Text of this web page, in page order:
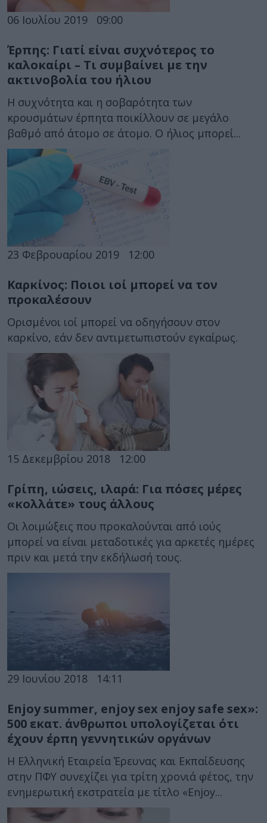
06 Ιουλίου 2019 09:00
Έρπης: Γιατί είναι συχνότερος το
καλοκαίρι – Τι συμβαίνει με την
ακτινοβολία του ήλιου
Η συχνότητα και η σοβαρότητα των
κρουσμάτων έρπητα ποικίλλουν σε μεγάλο
βαθμό από άτομο σε άτομο. Ο ήλιος μπορεί...
23 Φεβρουαρίου 2019 12:00
Καρκίνος: Ποιοι ιοί μπορεί να τον
προκαλέσουν
Ορισμένοι ιοί μπορεί να οδηγήσουν στον
καρκίνο, εάν δεν αντιμετωπιστούν εγκαίρως.
15 Δεκεμβρίου 2018 12:00
Γρίπη, ιώσεις, ιλαρά: Για πόσες μέρες
«κολλάτε» τους άλλους
Οι λοιμώξεις που προκαλούνται από ιούς
μπορεί να είναι μεταδοτικές για αρκετές ημέρες
πριν και μετά την εκδήλωσή τους.
29 Ιουνίου 2018 14:11
Enjoy summer, enjoy sex enjoy safe sex»:
500 εκατ. άνθρωποι υπολογίζεται ότι
έχουν έρπη γεννητικών οργάνων
Η Ελληνική Εταιρεία Έρευνας και Εκπαίδευσης
στην ΠΦΥ συνεχίζει για τρίτη χρονιά φέτος, την
ενημερωτική εκστρατεία με τίτλο «Enjoy...